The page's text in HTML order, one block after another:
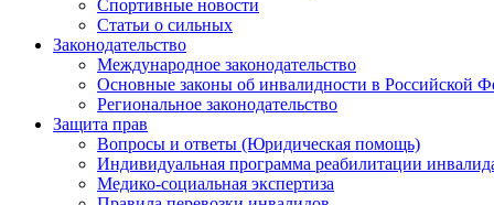
Спортивные новости
Статьи о сильных
Законодательство
Международное законодательство
Основные законы об инвалидности в Российской
Региональное законодательство
Защита прав
Вопросы и ответы (Юридическая помощь)
Индивидуальная программа реабилитации
Медико-социальная экспертиза